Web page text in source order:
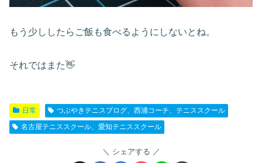
もう少ししたらご飯も食べるようにしないとね。
それではまた👋
日常
つぶやきテニスブログ、西浦コーチ、テニススクール
名古屋テニススクール、愛知テニススクール
シェアする